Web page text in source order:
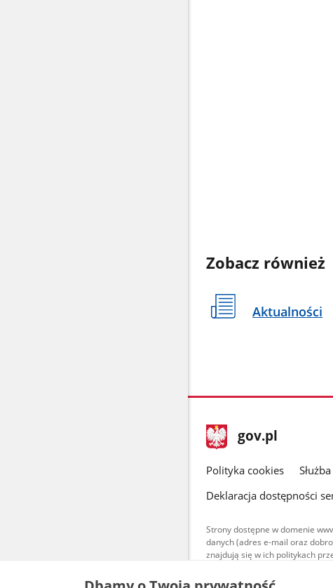
Zobacz również
Aktualności
stopka
gov.pl Strona
gov.pl
gov.pl
Polityka cookies
Deklaracja dostępności
Strony dostępne w domenie
danych (adres e-mail oraz
znajdują się w ich politykach
Treści tekstowe